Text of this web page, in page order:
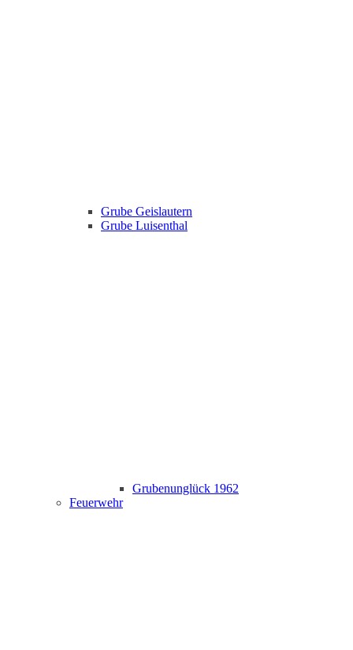
Grube Geislautern
Grube Luisenthal
Grubenunglück 1962
Feuerwehr